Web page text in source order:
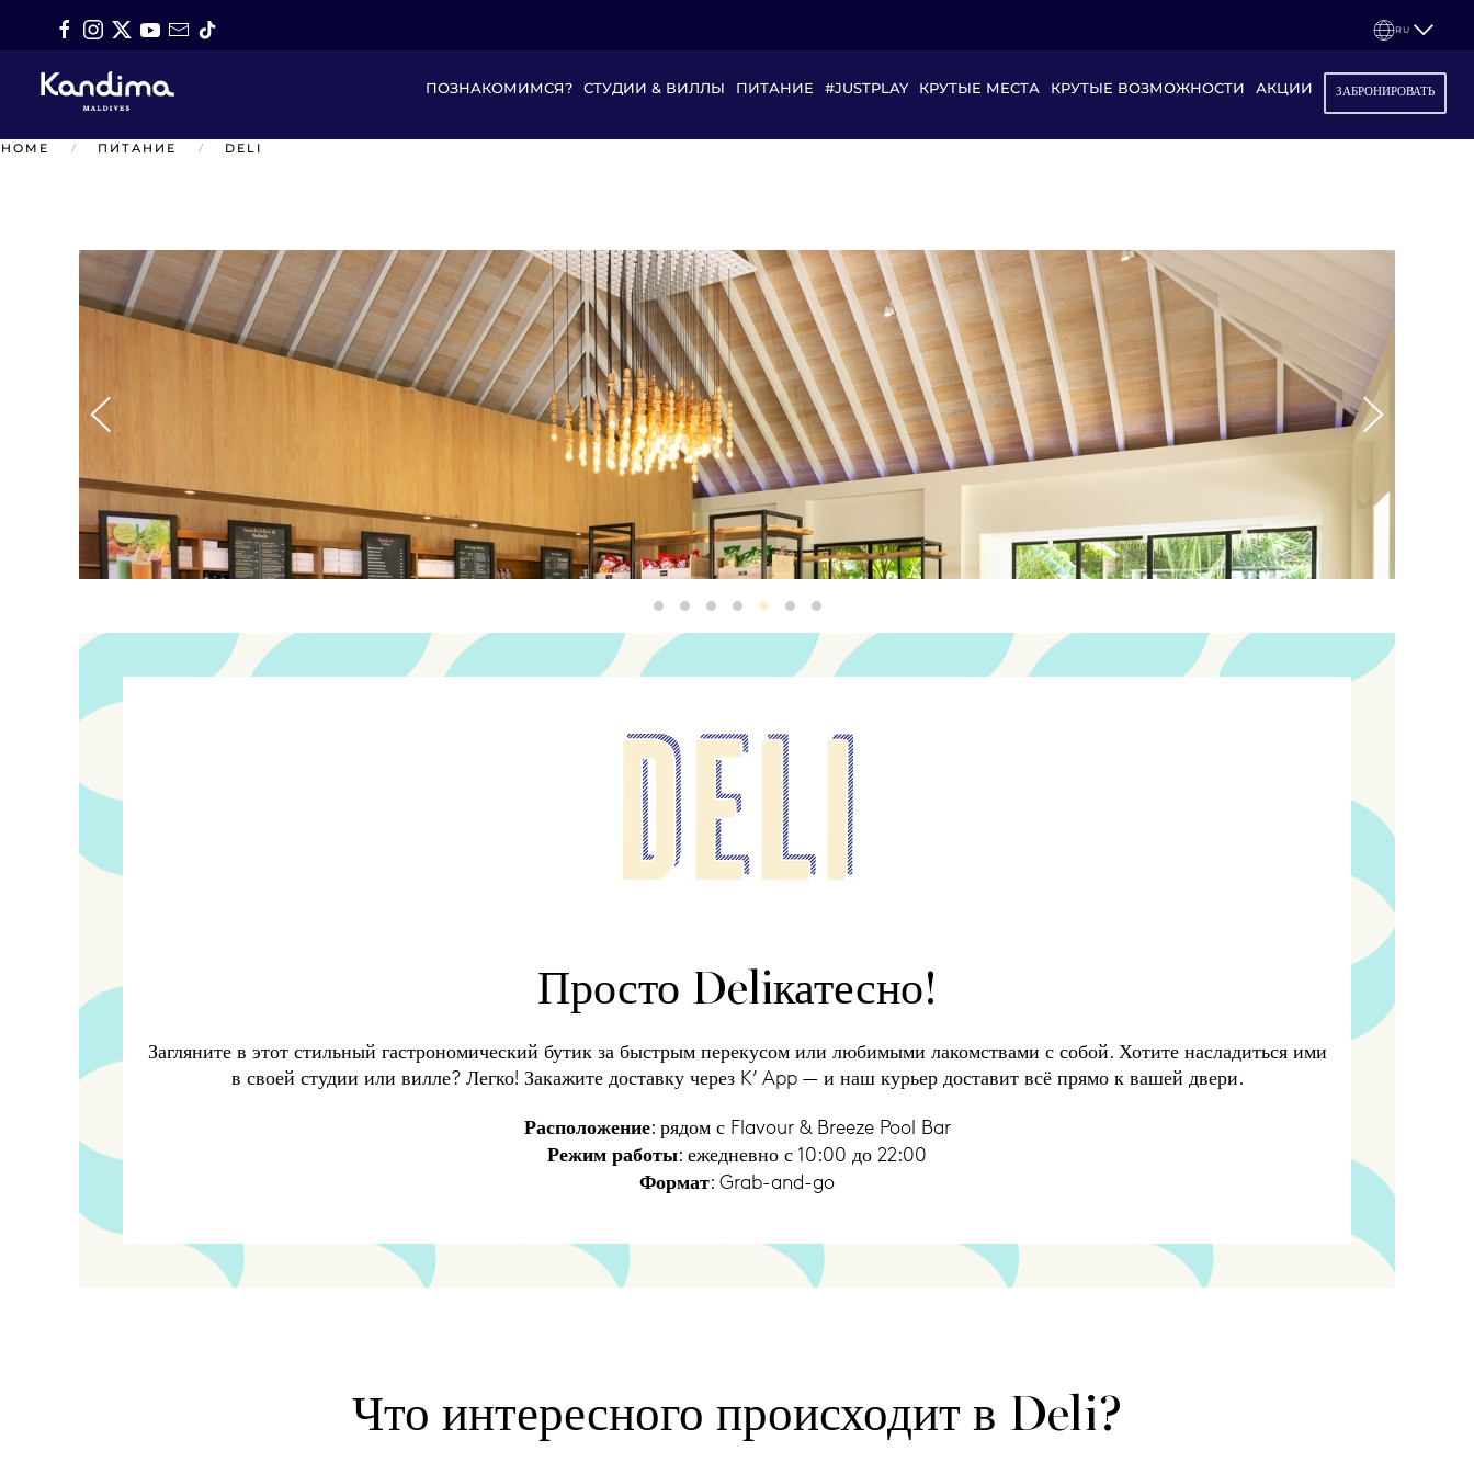
RU
ПОЗНАКОМИМСЯ? СТУДИИ & ВИЛЛЫ ПИТАНИЕ #JUSTPLAY КРУТЫЕ МЕСТА КРУТЫЕ ВОЗМОЖНОСТИ АКЦИИ ЗАБРОНИРОВАТЬ
HOME ПИТАНИЕ DELI
Deli 1 Deli 2 Deli 3Deli 4Deli 5Deli 6
Просто Deliкатесно!
Загляните в этот стильный гастрономический бутик за быстрым перекусом или любимыми лакомствами с собой. Хотите насладиться ими
в своей студии или вилле? Легко! Закажите доставку через K’ App — и наш курьер доставит всё прямо к вашей двери.
Расположение: рядом с Flavour & Breeze Pool Bar
Режим работы: ежедневно с 10:00 до 22:00
Формат: Grab-and-go
Что интересного происходит в Deli?